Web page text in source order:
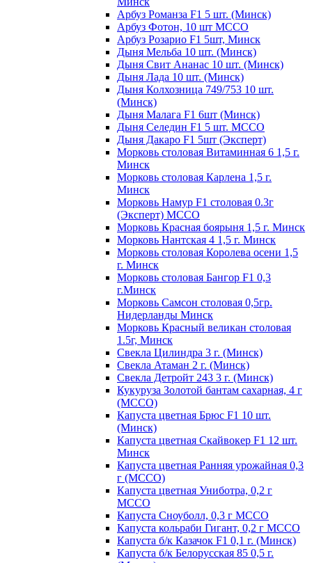
Арбуз Романза F1 5 шт. (Минск)
Арбуз Фотон, 10 шт МССО
Арбуз Розарио F1 5шт, Минск
Дыня Мельба 10 шт. (Минск)
Дыня Свит Ананас 10 шт. (Минск)
Дыня Лада 10 шт. (Минск)
Дыня Колхозница 749/753 10 шт.
(Минск)
Дыня Малага F1 6шт (Минск)
Дыня Селедин F1 5 шт. МССО
Дыня Дакаро F1 5шт (Эксперт)
Морковь столовая Витаминная 6 1,5 г.
Минск
Морковь столовая Карлена 1,5 г.
Минск
Морковь Намур F1 столовая 0.3г
(Эксперт) МССО
Морковь Красная боярыня 1,5 г. Минск
Морковь Нантская 4 1,5 г. Минск
Морковь столовая Королева осени 1,5
г. Минск
Морковь столовая Бангор F1 0,3
г.Минск
Морковь Самсон столовая 0,5гр.
Нидерланды Минск
Морковь Красный великан столовая
1.5г, Минск
Свекла Цилиндра 3 г. (Минск)
Свекла Атаман 2 г. (Минск)
Свекла Детройт 243 3 г. (Минск)
Кукуруза Золотой бантам сахарная, 4 г
(МССО)
Капуста цветная Брюс F1 10 шт.
(Минск)
Капуста цветная Скайвокер F1 12 шт.
Минск
Капуста цветная Ранняя урожайная 0,3
г (МССО)
Капуста цветная Униботра, 0,2 г
МССО
Капуста Сноуболл, 0,3 г МССО
Капуста кольраби Гигант, 0,2 г МССО
Капуста б/к Казачок F1 0,1 г. (Минск)
Капуста б/к Белорусская 85 0,5 г.